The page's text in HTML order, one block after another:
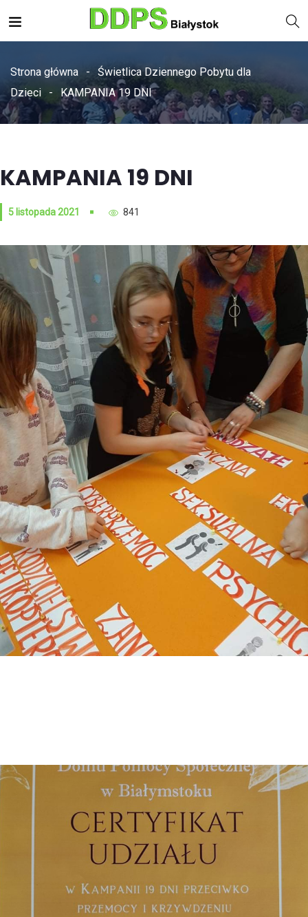
Strona główna
Świetlica Dziennego Pobytu dla
Dzieci
KAMPANIA 19 DNI
KAMPANIA 19 DNI
5 listopada 2021 841